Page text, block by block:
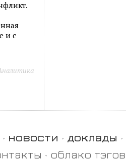
и с
новости доклады
облако тэгов